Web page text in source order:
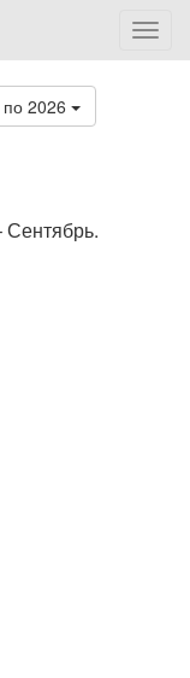
по 2026
Сентябрь.